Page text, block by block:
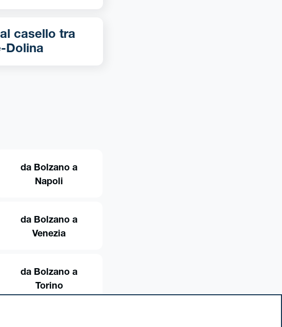
casello tra
Dolina
da Bolzano a
Napoli
da Bolzano a
Venezia
da Bolzano a
Torino